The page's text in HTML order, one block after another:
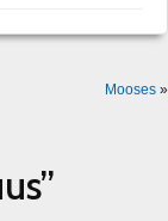
Mooses »